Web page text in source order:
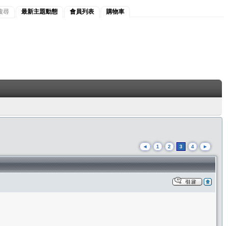
尋 最新主題動態 會員列表 購物車
◄ 1 2 3 4 ►